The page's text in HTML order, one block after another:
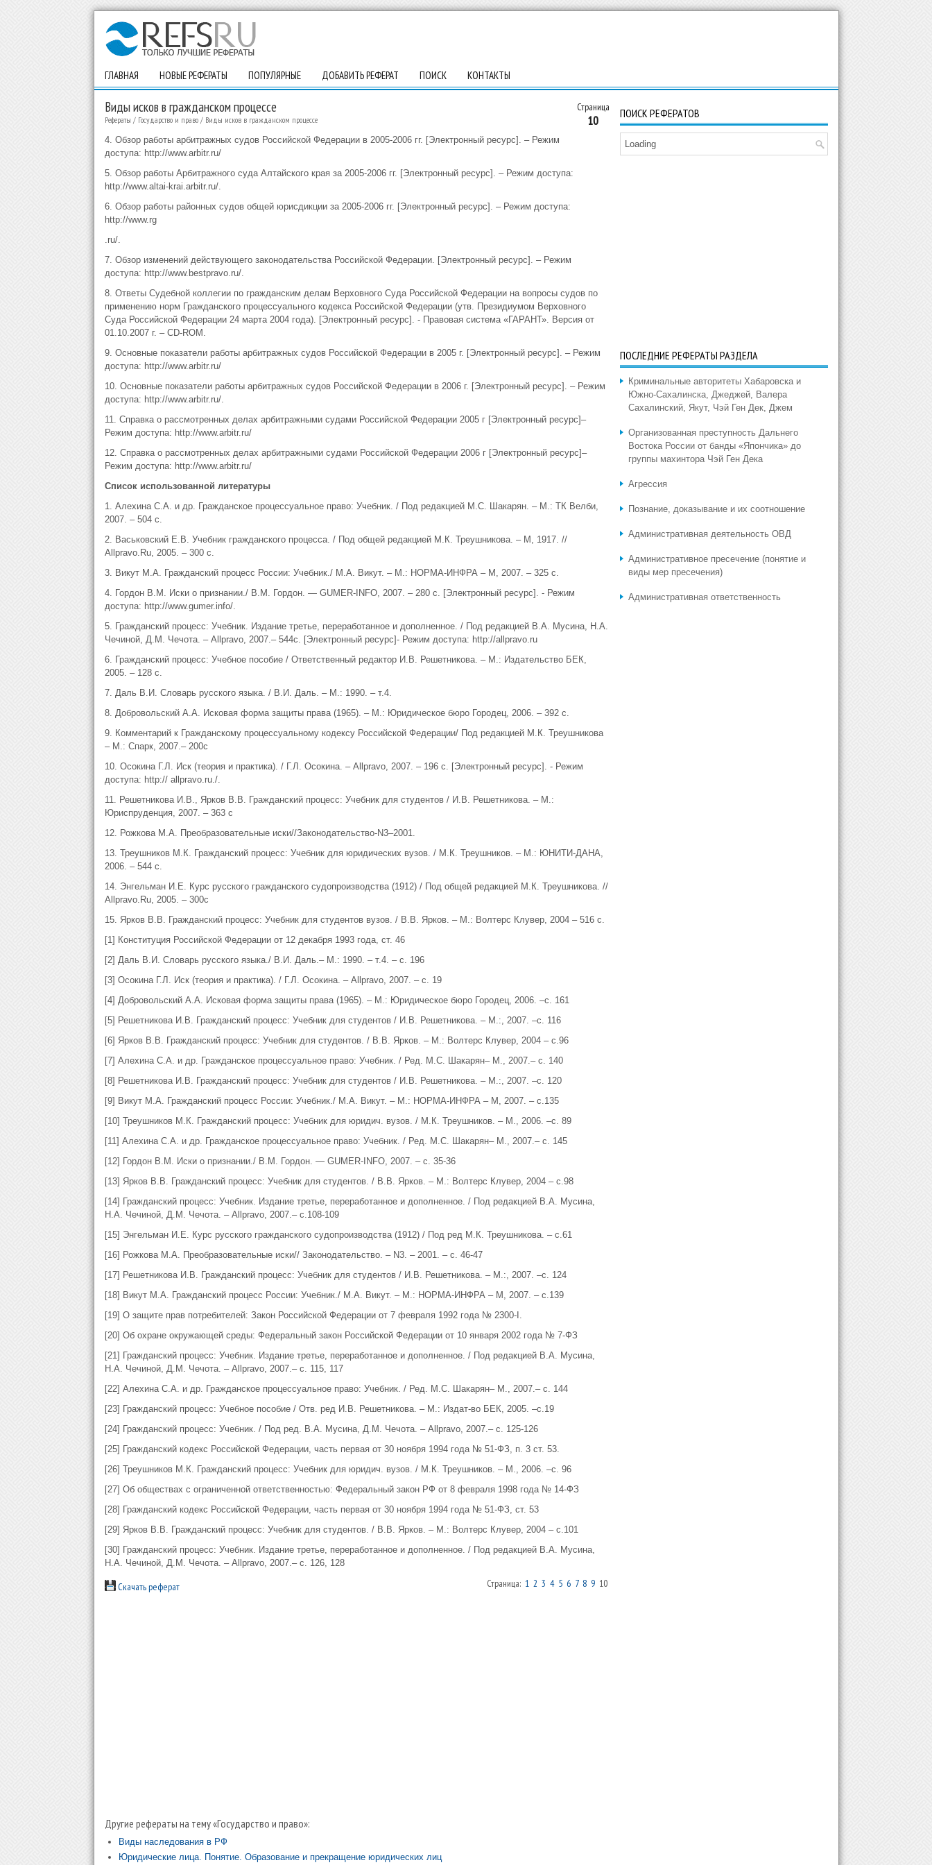
ГЛАВНАЯ НОВЫЕ РЕФЕРАТЫ ПОПУЛЯРНЫЕ ДОБАВИТЬ РЕФЕРАТ ПОИСК КОНТАКТЫ
Страница
10
Виды исков в гражданском процессе
Рефераты / Государство и право/ Виды исков в гражданском процессе
4. Обзор работы арбитражных судов Российской Федерации в 2005-2006 гг. [Электронный ресурс]. – Режим
доступа: http://www.arbitr.ru/
5. Обзор работы Арбитражного суда Алтайского края за 2005-2006 гг. [Электронный ресурс]. – Режим доступа:
http://www.altai-krai.arbitr.ru/.
6. Обзор работы районных судов общей юрисдикции за 2005-2006 гг. [Электронный ресурс]. – Режим доступа:
http://www.rg
.ru/.
7. Обзор изменений действующего законодательства Российской Федерации. [Электронный ресурс]. – Режим
доступа: http://www.bestpravo.ru/.
8. Ответы Судебной коллегии по гражданским делам Верховного Суда Российской Федерации на вопросы судов по
применению норм Гражданского процессуального кодекса Российской Федерации (утв. Президиумом Верховного
Суда Российской Федерации 24 марта 2004 года). [Электронный ресурс]. - Правовая система «ГАРАНТ». Версия от
01.10.2007 г. – CD-ROM.
9. Основные показатели работы арбитражных судов Российской Федерации в 2005 г. [Электронный ресурс]. – Режим
доступа: http://www.arbitr.ru/
10. Основные показатели работы арбитражных судов Российской Федерации в 2006 г. [Электронный ресурс]. – Режим
доступа: http://www.arbitr.ru/.
11. Справка о рассмотренных делах арбитражными судами Российской Федерации 2005 г [Электронный ресурс]–
Режим доступа: http://www.arbitr.ru/
12. Справка о рассмотренных делах арбитражными судами Российской Федерации 2006 г [Электронный ресурс]–
Режим доступа: http://www.arbitr.ru/
Список использованной литературы
1. Алехина С.А. и др. Гражданское процессуальное право: Учебник. / Под редакцией М.С. Шакарян. – М.: ТК Велби,
2007. – 504 с.
2. Васьковский Е.В. Учебник гражданского процесса. / Под общей редакцией М.К. Треушникова. – М, 1917. //
Allpravo.Ru, 2005. – 300 с.
3. Викут М.А. Гражданский процесс России: Учебник./ М.А. Викут. – М.: НОРМА-ИНФРА – М, 2007. – 325 с.
4. Гордон В.М. Иски о признании./ В.М. Гордон. — GUMER-INFO, 2007. – 280 с. [Электронный ресурс]. - Режим
доступа: http://www.gumer.info/.
5. Гражданский процесс: Учебник. Издание третье, переработанное и дополненное. / Под редакцией В.А. Мусина, Н.А.
Чечиной, Д.М. Чечота. – Allpravo, 2007.– 544с. [Электронный ресурс]- Режим доступа: http://allpravo.ru
6. Гражданский процесс: Учебное пособие / Ответственный редактор И.В. Решетникова. – М.: Издательство БЕК,
2005. – 128 с.
7. Даль В.И. Словарь русского языка. / В.И. Даль. – М.: 1990. – т.4.
8. Добровольский А.А. Исковая форма защиты права (1965). – М.: Юридическое бюро Городец, 2006. – 392 с.
9. Комментарий к Гражданскому процессуальному кодексу Российской Федерации/ Под редакцией М.К. Треушникова
– М.: Спарк, 2007.– 200с
10. Осокина Г.Л. Иск (теория и практика). / Г.Л. Осокина. – Allpravo, 2007. – 196 с. [Электронный ресурс]. - Режим
доступа: http:// allpravo.ru./.
11. Решетникова И.В., Ярков В.В. Гражданский процесс: Учебник для студентов / И.В. Решетникова. – М.:
Юриспруденция, 2007. – 363 с
12. Рожкова М.А. Преобразовательные иски//Законодательство-N3–2001.
13. Треушников М.К. Гражданский процесс: Учебник для юридических вузов. / М.К. Треушников. – М.: ЮНИТИ-ДАНА,
2006. – 544 с.
14. Энгельман И.Е. Курс русского гражданского судопроизводства (1912) / Под общей редакцией М.К. Треушникова. //
Allpravo.Ru, 2005. – 300с
15. Ярков В.В. Гражданский процесс: Учебник для студентов вузов. / В.В. Ярков. – М.: Волтерс Клувер, 2004 – 516 с.
[1] Конституция Российской Федерации от 12 декабря 1993 года, ст. 46
[2] Даль В.И. Словарь русского языка./ В.И. Даль.– М.: 1990. – т.4. – с. 196
[3] Осокина Г.Л. Иск (теория и практика). / Г.Л. Осокина. – Allpravo, 2007. – с. 19
[4] Добровольский А.А. Исковая форма защиты права (1965). – М.: Юридическое бюро Городец, 2006. –с. 161
[5] Решетникова И.В. Гражданский процесс: Учебник для студентов / И.В. Решетникова. – М.:, 2007. –с. 116
[6] Ярков В.В. Гражданский процесс: Учебник для студентов. / В.В. Ярков. – М.: Волтерс Клувер, 2004 – с.96
[7] Алехина С.А. и др. Гражданское процессуальное право: Учебник. / Ред. М.С. Шакарян– М., 2007.– с. 140
[8] Решетникова И.В. Гражданский процесс: Учебник для студентов / И.В. Решетникова. – М.:, 2007. –с. 120
[9] Викут М.А. Гражданский процесс России: Учебник./ М.А. Викут. – М.: НОРМА-ИНФРА – М, 2007. – с.135
[10] Треушников М.К. Гражданский процесс: Учебник для юридич. вузов. / М.К. Треушников. – М., 2006. –с. 89
[11] Алехина С.А. и др. Гражданское процессуальное право: Учебник. / Ред. М.С. Шакарян– М., 2007.– с. 145
[12] Гордон В.М. Иски о признании./ В.М. Гордон. — GUMER-INFO, 2007. – с. 35-36
[13] Ярков В.В. Гражданский процесс: Учебник для студентов. / В.В. Ярков. – М.: Волтерс Клувер, 2004 – с.98
[14] Гражданский процесс: Учебник. Издание третье, переработанное и дополненное. / Под редакцией В.А. Мусина,
Н.А. Чечиной, Д.М. Чечота. – Allpravo, 2007.– с.108-109
[15] Энгельман И.Е. Курс русского гражданского судопроизводства (1912) / Под ред М.К. Треушникова. – с.61
[16] Рожкова М.А. Преобразовательные иски// Законодательство. – N3. – 2001. – с. 46-47
[17] Решетникова И.В. Гражданский процесс: Учебник для студентов / И.В. Решетникова. – М.:, 2007. –с. 124
[18] Викут М.А. Гражданский процесс России: Учебник./ М.А. Викут. – М.: НОРМА-ИНФРА – М, 2007. – с.139
[19] О защите прав потребителей: Закон Российской Федерации от 7 февраля 1992 года № 2300-I.
[20] Об охране окружающей среды: Федеральный закон Российской Федерации от 10 января 2002 года № 7-ФЗ
[21] Гражданский процесс: Учебник. Издание третье, переработанное и дополненное. / Под редакцией В.А. Мусина,
Н.А. Чечиной, Д.М. Чечота. – Allpravo, 2007.– с. 115, 117
[22] Алехина С.А. и др. Гражданское процессуальное право: Учебник. / Ред. М.С. Шакарян– М., 2007.– с. 144
[23] Гражданский процесс: Учебное пособие / Отв. ред И.В. Решетникова. – М.: Издат-во БЕК, 2005. –с.19
[24] Гражданский процесс: Учебник. / Под ред. В.А. Мусина, Д.М. Чечота. – Allpravo, 2007.– с. 125-126
[25] Гражданский кодекс Российской Федерации, часть первая от 30 ноября 1994 года № 51-ФЗ, п. 3 ст. 53.
[26] Треушников М.К. Гражданский процесс: Учебник для юридич. вузов. / М.К. Треушников. – М., 2006. –с. 96
[27] Об обществах с ограниченной ответственностью: Федеральный закон РФ от 8 февраля 1998 года № 14-ФЗ
[28] Гражданский кодекс Российской Федерации, часть первая от 30 ноября 1994 года № 51-ФЗ, ст. 53
[29] Ярков В.В. Гражданский процесс: Учебник для студентов. / В.В. Ярков. – М.: Волтерс Клувер, 2004 – с.101
[30] Гражданский процесс: Учебник. Издание третье, переработанное и дополненное. / Под редакцией В.А. Мусина,
Н.А. Чечиной, Д.М. Чечота. – Allpravo, 2007.– с. 126, 128
Скачать реферат Страница: 1 2 3 4 5 6 7 8 910
Другие рефераты на тему «Государство и право»:
Виды наследования в РФ
Юридические лица. Понятие. Образование и прекращение юридических лиц
ПОИСК РЕФЕРАТОВ
Loading
ПОСЛЕДНИЕ РЕФЕРАТЫ РАЗДЕЛА
Криминальные авторитеты Хабаровска и
Южно-Сахалинска, Джеджей, Валера
Сахалинский, Якут, Чэй Ген Дек, Джем
Организованная преступность Дальнего
Востока России от банды «Япончика» до
группы махинтора Чэй Ген Дека
Агрессия
Познание, доказывание и их соотношение
Административная деятельность ОВД
Административное пресечение (понятие и
виды мер пресечения)
Административная ответственность